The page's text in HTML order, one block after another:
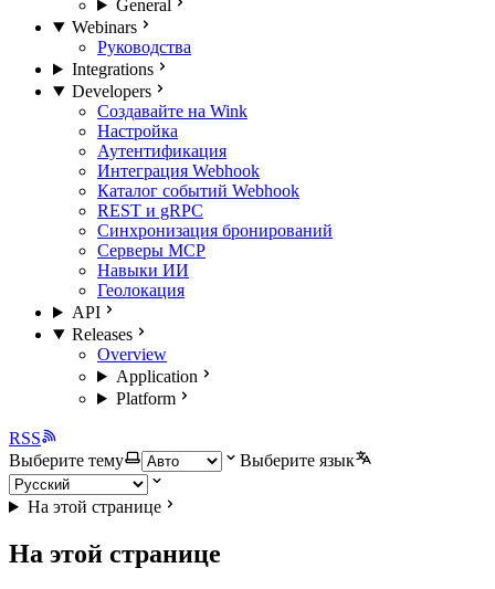
General
Webinars
Руководства
Integrations
Developers
Создавайте на Wink
Настройка
Аутентификация
Интеграция Webhook
Каталог событий Webhook
REST и gRPC
Синхронизация бронирований
Серверы MCP
Навыки ИИ
Геолокация
API
Releases
Overview
Application
Platform
RSS
Выберите тему
Выберите язык
На этой странице
На этой странице